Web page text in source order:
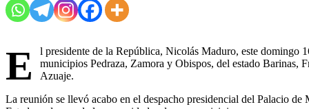
E
l presidente de la República, Nicolás Maduro, este domingo
municipios Pedraza, Zamora y Obispos, del estado
Azuaje.
La reunión se llevó acabo en el despacho presidencial del Palacio